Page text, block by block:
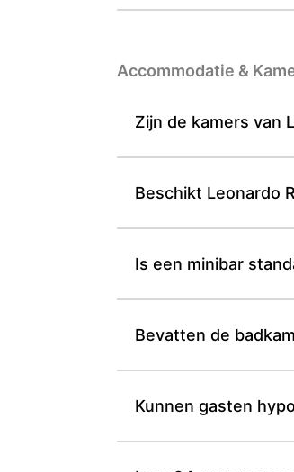
Accommodatie &
Zijn de kamers van
Beschikt Leonardo
Is een minibar
Bevatten de
Kunnen gasten